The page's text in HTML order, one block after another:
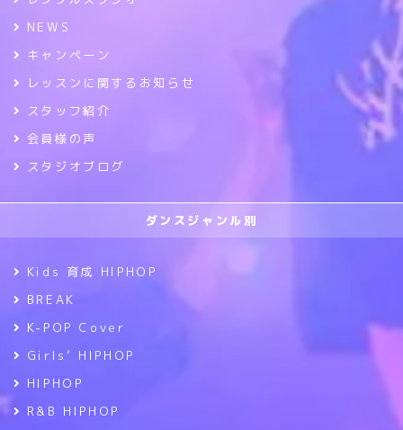
NEWS
キャンペーン
レッスンに関するお知らせ
スタッフ紹介
会員様の声
スタジオブログ
ダンスジャンル別
Kids 育成 HIPHOP
BREAK
K-POP Cover
Girls’ HIPHOP
HIPHOP
R&B HIPHOP